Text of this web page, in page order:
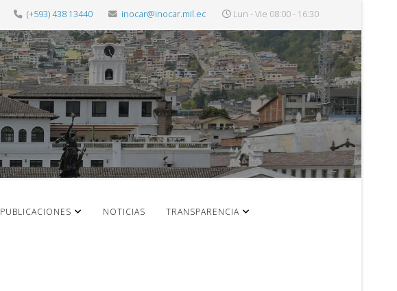
(+593) 438 13440 inocar@inocar.mil.ec Lun - Vie 08:00 - 16:30
PUBLICACIONES NOTICIAS TRANSPARENCIA